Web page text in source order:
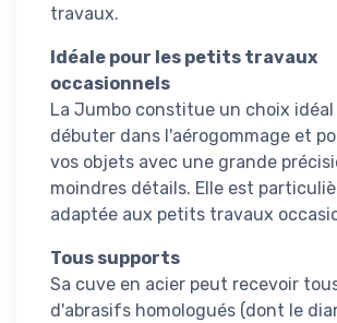
travaux.
Idéale pour les petits travaux
occasionnels
La Jumbo constitue un choix idéal
débuter dans l'aérogommage et
vos objets avec une grande
moindres détails. Elle est
adaptée aux petits travaux
Tous supports
Sa cuve en acier peut recevoir
d'abrasifs homologués (dont le